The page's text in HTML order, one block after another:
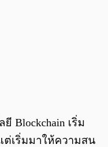
Blockchain เริ่ม
ต่เริ่มมาให้ความสน